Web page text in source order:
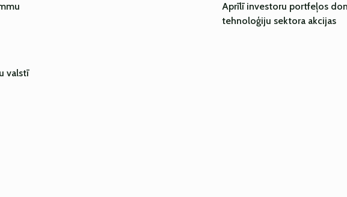
Aprīlī investoru portfeļos
tehnoloģiju sektora akcijas
valstī